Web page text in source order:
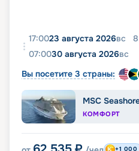
17:0023 августа 2026вс 8
07:0030 августа 2026вс
Вы посетите 3 страны:
MSC
КОМФОРТ
+1 000